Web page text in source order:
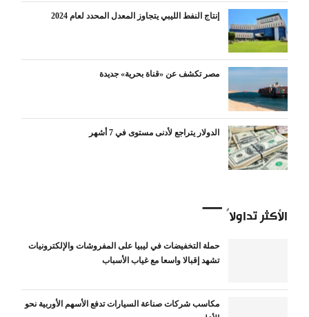
إنتاج النفط الليبي يتجاوز المعدل المحدد لعام 2024
مصر تكشف عن «قناة بحرية» جديدة
الدولار يتراجع لأدنى مستوى في 7 أشهر
الأكثر تداولاً
حملة التخفيضات في ليبيا على المفروشات والإلكترونيات
تشهد إقبالا واسعا مع غياب الأسباب
مكاسب شركات صناعة السيارات تدفع الأسهم الأوربية نحو